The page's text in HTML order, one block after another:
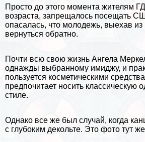
Просто до этого момента жителям
возраста, запрещалось посещать
опасалась, что молодежь, выехав
вернуться обратно.
Почти всю свою жизнь Ангела
однажды выбранному имиджу, и
пользуется косметическими
предпочитает носить классическую
стиле.
Однако все же был случай, когда
с глубоким декольте. Это фото тут